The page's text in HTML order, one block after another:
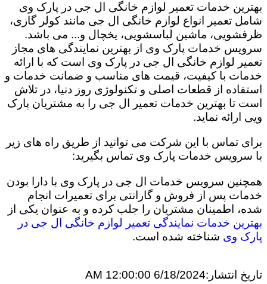
بهترین خدمات تعمیر لوازم خانگی ال جی در پارک وی
شامل تعمیر انواع لوازم خانگی ال جی مانند کولر گازی،
ظرفشویی، ماشین لباسشویی، یخچال و... می باشد.
سرویس خدمات پارک وی از بهترین نمایندگی های مجاز
تعمیر لوازم خانگی ال جی در پارک وی است که با ارائه
خدمات با کیفیت، قیمت های مناسب و ضمانت خدمات و
استفاده از قطعات اصلی و تکنولوژی روز دنیا، در تلاش
است تا بهترین خدمات تعمیر ال جی را به مشتریان پارک
ویی ارائه نماید.
برای تماس با این شرکت می توانید از طریق راه های زیر
با سرویس خدمات پارک وی تماس بگیرید:
همچنین سرویس خدمات ال جی در پارک وی با دارا بودن
خدمات پس از فروش و گارانتی برای تعمیرات انجام
شده، اطمینان مشتریان را جلب کرده و به عنوان یکی از
بهترین خدمات نمایندگی تعمیر لوازم خانگی ال جی در
پارک وی شناخته شده است.
تاریخ انتشار:6/18/2024 12:00:00 AM